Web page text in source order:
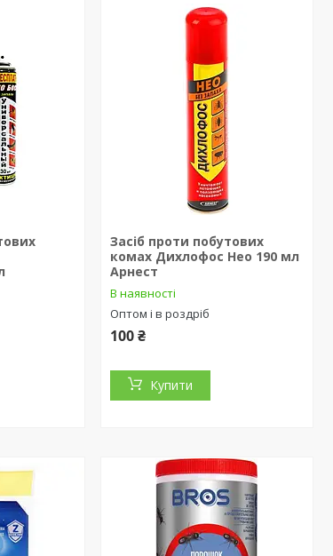
Засіб проти побутових
комах Дихлофос Нео 190 мл
Арнест
В наявності
Оптом і в роздріб
100 ₴
Купити